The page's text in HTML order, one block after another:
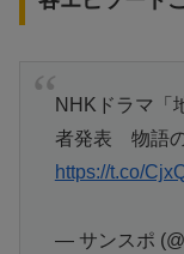
NHKドラマ「
者発表 物語
https://t.co/
— サンスポ